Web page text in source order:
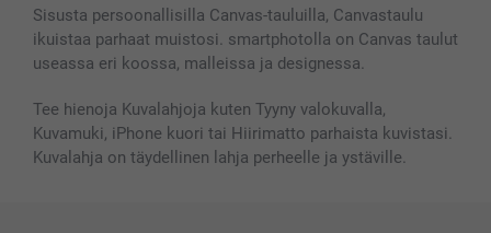
Sisusta persoonallisilla Canvas-tauluilla, Canvastaulu
ikuistaa parhaat muistosi. smartphotolla on Canvas taulut
useassa eri koossa, malleissa ja designessa.
Tee hienoja Kuvalahjoja kuten Tyyny valokuvalla,
Kuvamuki, iPhone kuori tai Hiirimatto parhaista kuvistasi.
Kuvalahja on täydellinen lahja perheelle ja ystäville.